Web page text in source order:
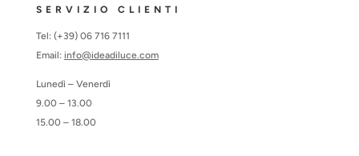
SERVIZIO CLIENTI
Tel: (+39) 06 716 7111
Email: info@ideadiluce.com
Lunedì – Venerdì
9.00 – 13.00
15.00 – 18.00